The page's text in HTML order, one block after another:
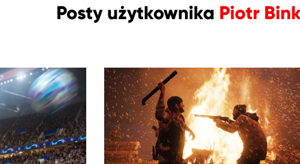
Posty użytkownika Piotr